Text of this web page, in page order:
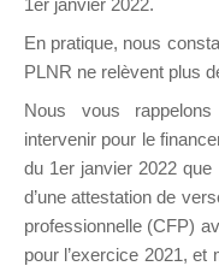
Ce groupe est
Formation qui
En pratique, nous
PLNR ne relèvent plus
Nous vous
intervenir pour le
du 1er janvier 2022
d’une attestation de
professionnelle (CFP)
pour l’exercice 2021, et